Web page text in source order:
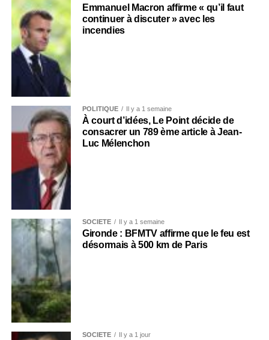
Emmanuel Macron affirme « qu’il faut
continuer à discuter » avec les
incendies
POLITIQUE Il y a 1 semaine
À court d’idées, Le Point décide de
consacrer un 789 ème article à Jean-
Luc Mélenchon
SOCIÉTÉ Il y a 1 semaine
Gironde : BFMTV affirme que le feu est
désormais à 500 km de Paris
SOCIÉTÉ Il y a 1 jour